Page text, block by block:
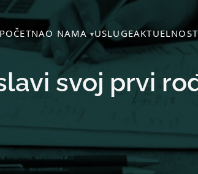
O NAMA USLUGE
svoj prvi